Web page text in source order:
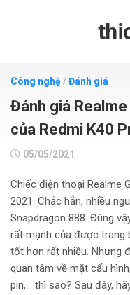
Công nghệ/Đánh giá
Đánh giá
của Redmi K40
05/05/2021
Chiếc điện thoại Realme
2021. Chắc hẳn, nhiều
Snapdragon 888. Đúng
rất mạnh của được trang
tốt hơn rất nhiều. Nhưng
quan tâm về mặt cấu
pin,… thì sao? Sau đây,